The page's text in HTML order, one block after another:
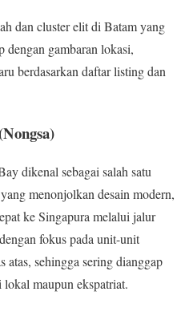
dan cluster elit di Batam yang
gambaran lokasi,
berdasarkan daftar listing dan
dikenal sebagai salah satu
menonjolkan desain modern,
ke Singapura melalui jalur
fokus pada unit-unit
atas, sehingga sering dianggap
maupun ekspatriat.